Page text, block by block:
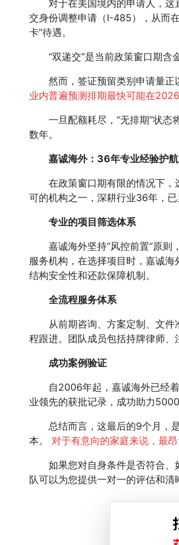
对于在美国境内的申请人，这
交身份调整申请（I-485），从而
卡”待遇。
“双递交”是当前政策窗口期含
然而，签证预留类别申请量正
业内普遍预测排期最快可能在2026
一旦配额耗尽，“无排期”状态
数年。
嘉诚海外：36年专业经验护
在政策窗口期有限的情况下，
可的机构之一，深耕行业36年，
专业的项目筛选体系
嘉诚海外坚持“风控前置”原则
服务机构，在选择项目时，嘉诚
结构安全性和还款保障机制。
全流程服务体系
从前期咨询、方案定制、文件
程跟进。团队成员包括持牌律师
成功案例验证
自2006年起，嘉诚海外已经着
业领先的获批记录，成功助力
总结而言，这最后的9个月，是
本。 对于有意向的家庭来说，最
如果您对自身条件是否符合、
队可以为您提供一对一的评估和清